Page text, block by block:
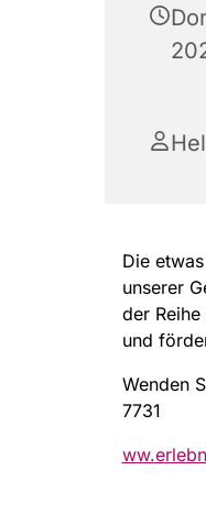
Die
unserer
der
und
Wenden
7731